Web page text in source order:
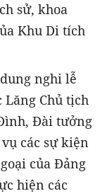
sử, khoa
Khu Di tích
nghi lễ
Chủ tịch
Đài tưởng
các sự kiện
của Đảng
hiện các